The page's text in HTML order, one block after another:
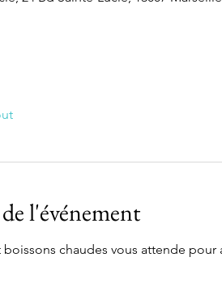
l'événement
chaudes vous attende